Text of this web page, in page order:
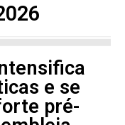
e se
pré-